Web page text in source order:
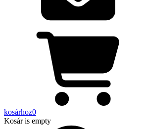
kosárhoz0
Kosáris empty